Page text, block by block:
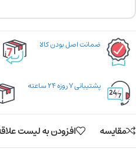
ضمانت اصل بودن کالا
پشتیبانی ۷ روزه ۲۴ ساعته
مقایسه افزودن به لیست